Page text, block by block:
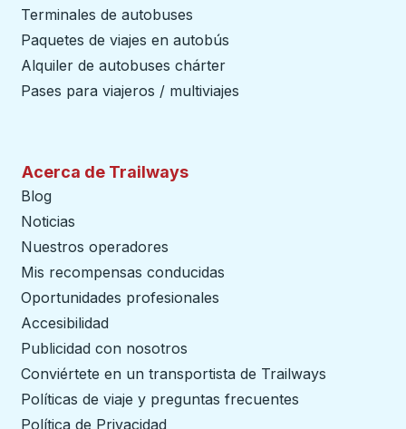
Terminales de autobuses
Paquetes de viajes en autobús
Alquiler de autobuses chárter
Pases para viajeros / multiviajes
Acerca de Trailways
Blog
Noticias
Nuestros operadores
Mis recompensas conducidas
Oportunidades profesionales
Accesibilidad
Publicidad con nosotros
Conviértete en un transportista de Trailways
Políticas de viaje y preguntas frecuentes
Política de Privacidad